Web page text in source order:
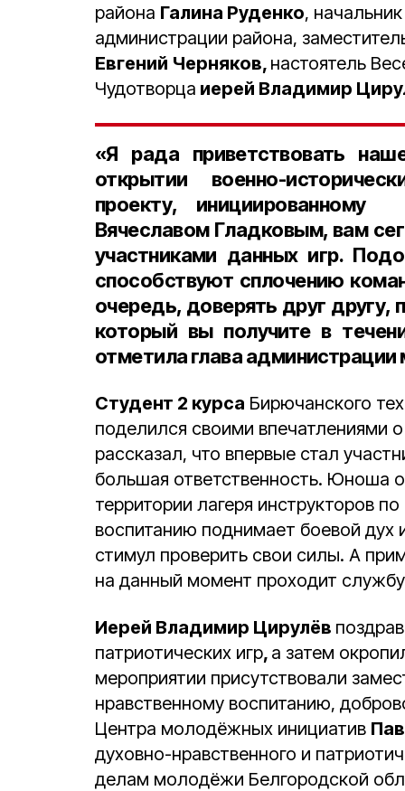
района Галина Руденко,
администрации района,
Евгений Черняков, настоятель
Чудотворца иерей Владимир
«Я рада приветствовать
открытии военно-
проекту, инициированному
Вячеславом Гладковым, вам
участниками данных игр.
способствуют сплочению
очередь, доверять друг
который вы получите в
отметила глава администрации
Студент 2 курса Бирючанского
поделился своими впечатлениями
рассказал, что впервые стал
большая ответственность. Юноша
территории лагеря инструкторов
воспитанию поднимает боевой дух
стимул проверить свои силы. А
на данный момент проходит
Иерей Владимир Цирулёв
патриотических игр, а затем
мероприятии присутствовали
нравственному воспитанию,
Центра молодёжных инициатив
духовно-нравственного и
делам молодёжи Белгородской